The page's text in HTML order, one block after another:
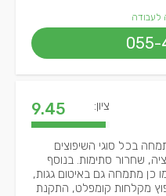
לעבודה
055-
ציון: 9.45
בכל סוגי השיפוצים
שחרור סתימות. בנוסף
כן מתמחה גם באיטום גגות,
מקלחות קומפלט, התקנת